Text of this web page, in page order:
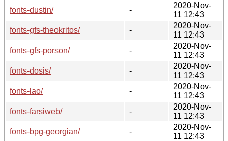
fonts-dustin/
-
2020-Nov-
11 12:43
fonts-gfs-theokritos/
-
2020-Nov-
11 12:43
fonts-gfs-porson/
-
2020-Nov-
11 12:43
fonts-dosis/
-
2020-Nov-
11 12:43
fonts-lao/
-
2020-Nov-
11 12:43
fonts-farsiweb/
-
2020-Nov-
11 12:43
fonts-bpg-georgian/
-
2020-Nov-
11 12:43